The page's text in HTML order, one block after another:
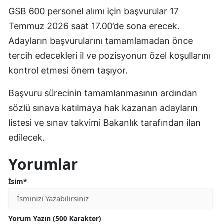
GSB 600 personel alımı için başvurular 17
Temmuz 2026 saat 17.00’de sona erecek.
Adayların başvurularını tamamlamadan önce
tercih edecekleri il ve pozisyonun özel koşullarını
kontrol etmesi önem taşıyor.
Başvuru sürecinin tamamlanmasının ardından
sözlü sınava katılmaya hak kazanan adayların
listesi ve sınav takvimi Bakanlık tarafından ilan
edilecek.
Yorumlar
İsim*
Yorum Yazın (500 Karakter)